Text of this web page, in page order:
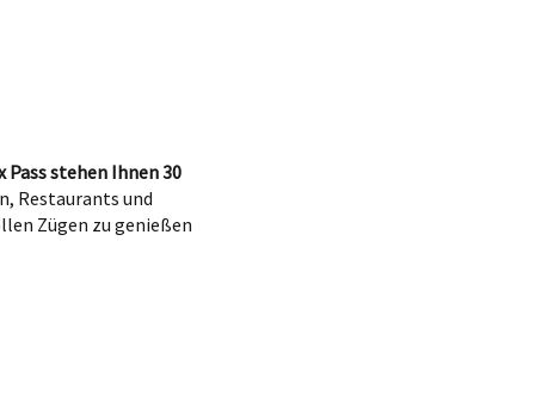
stehen Ihnen 30
Restaurants und
Zügen zu genießen